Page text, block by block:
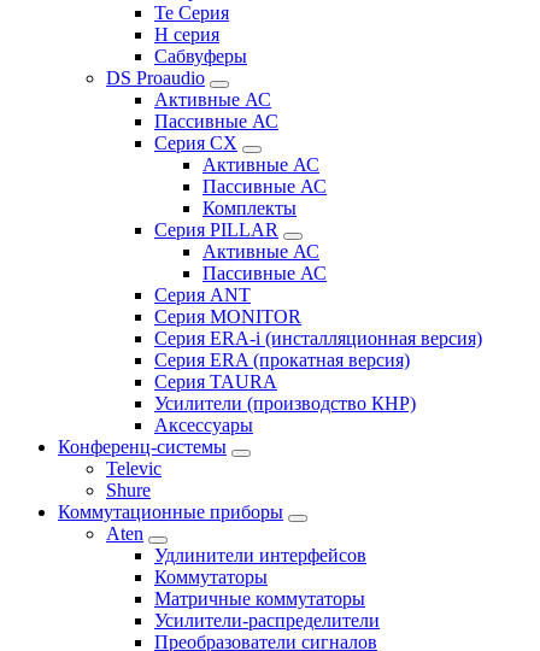
Te Серия
H серия
Сабвуферы
DS Proaudio
Активные АС
Пассивные АС
Серия CX
Активные АС
Пассивные АС
Комплекты
Серия PILLAR
Активные АС
Пассивные АС
Серия ANT
Серия MONITOR
Серия ERA-i (инсталляционная версия)
Серия ERA (прокатная версия)
Серия TAURA
Усилители (производство КНР)
Аксессуары
Конференц-системы
Televic
Shure
Коммутационные приборы
Aten
Удлинители интерфейсов
Коммутаторы
Матричные коммутаторы
Усилители-распределители
Преобразователи сигналов